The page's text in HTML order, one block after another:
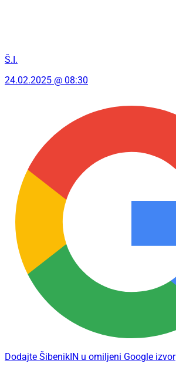
Š.I.
24.02.2025 @ 08:30
Dodajte ŠibenikIN u omiljeni Google izvor